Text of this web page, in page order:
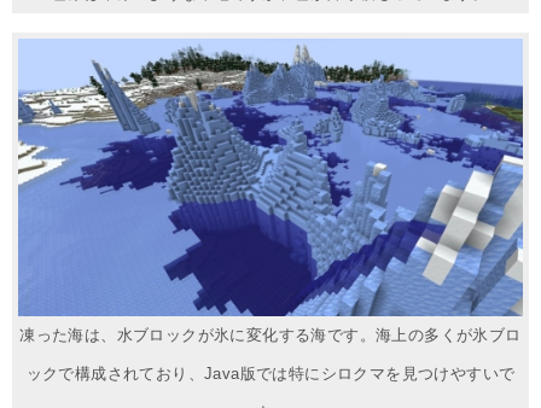
凍った海は、水ブロックが氷に変化する海です。海上の多くが氷ブロ
ックで構成されており、Java版では特にシロクマを見つけやすいで